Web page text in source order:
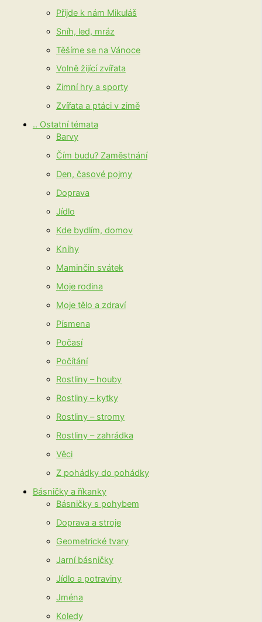
Přijde k nám Mikuláš
Sníh, led, mráz
Těšíme se na Vánoce
Volně žijící zvířata
Zimní hry a sporty
Zvířata a ptáci v zimě
.. Ostatní témata
Barvy
Čím budu? Zaměstnání
Den, časové pojmy
Doprava
Jídlo
Kde bydlím, domov
Knihy
Maminčin svátek
Moje rodina
Moje tělo a zdraví
Písmena
Počasí
Počítání
Rostliny – houby
Rostliny – kytky
Rostliny – stromy
Rostliny – zahrádka
Věci
Z pohádky do pohádky
Básničky a říkanky
Básničky s pohybem
Doprava a stroje
Geometrické tvary
Jarní básničky
Jídlo a potraviny
Jména
Koledy